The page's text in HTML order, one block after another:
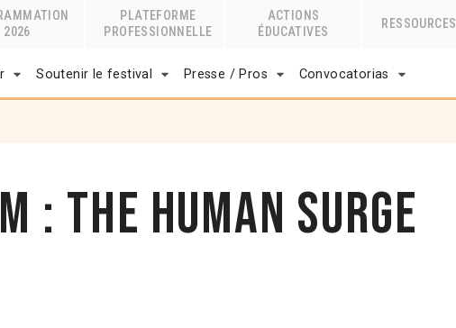
2026
PLATEFORME
PROFESSIONNELLE
ACTIONS
ÉDUCATIVES
RESSOURCES
Soutenir le festival Presse / Pros Convocatorias
The Human Surge